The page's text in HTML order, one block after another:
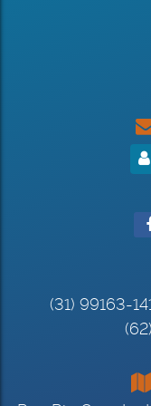
(31) 99163-